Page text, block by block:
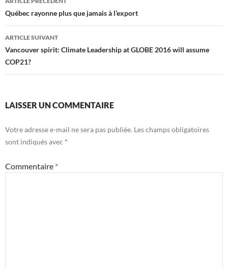
des
articles
Québec rayonne plus que jamais à l’export
ARTICLE SUIVANT
Vancouver spirit: Climate Leadership at GLOBE 2016 will assume
COP21?
LAISSER UN COMMENTAIRE
Votre adresse e-mail ne sera pas publiée. Les champs obligatoires
sont indiqués avec *
Commentaire *